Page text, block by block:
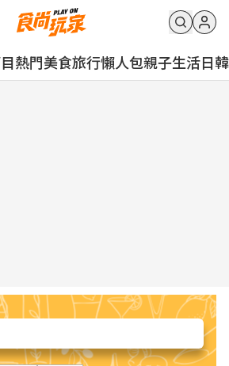
熱門美食旅行懶人包親子生活日韓